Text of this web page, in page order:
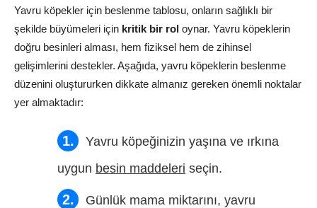
Yavru köpekler için beslenme tablosu, onların sağlıklı bir
şekilde büyümeleri için kritik bir rol oynar. Yavru köpeklerin
doğru besinleri alması, hem fiziksel hem de zihinsel
gelişimlerini destekler. Aşağıda, yavru köpeklerin beslenme
düzenini oluştururken dikkate almanız gereken önemli noktalar
yer almaktadır:
Yavru köpeğinizin yaşına ve ırkına
uygun besin maddeleri seçin.
Günlük mama miktarını, yavru